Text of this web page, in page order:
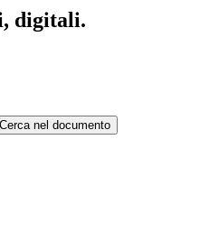
digitali.
Cerca nel documento